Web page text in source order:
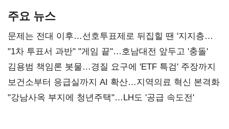
주요 뉴스
문제는 전대 이후…선호투표제로 뒤집힐 땐 '지지층
불복'
"1차 투표서 과반" "게임 끝"…호남대전 앞두고 '충돌'
김용범 책임론 봇물…경질 요구에 'ETF 특검' 주장까지
보건소부터 응급실까지 AI 확산…지역의료 혁신 본격화
"강남사옥 부지에 청년주택"…LH도 '공급 속도전'